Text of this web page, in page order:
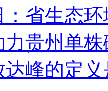
：省生态
力贵州单
达峰的定